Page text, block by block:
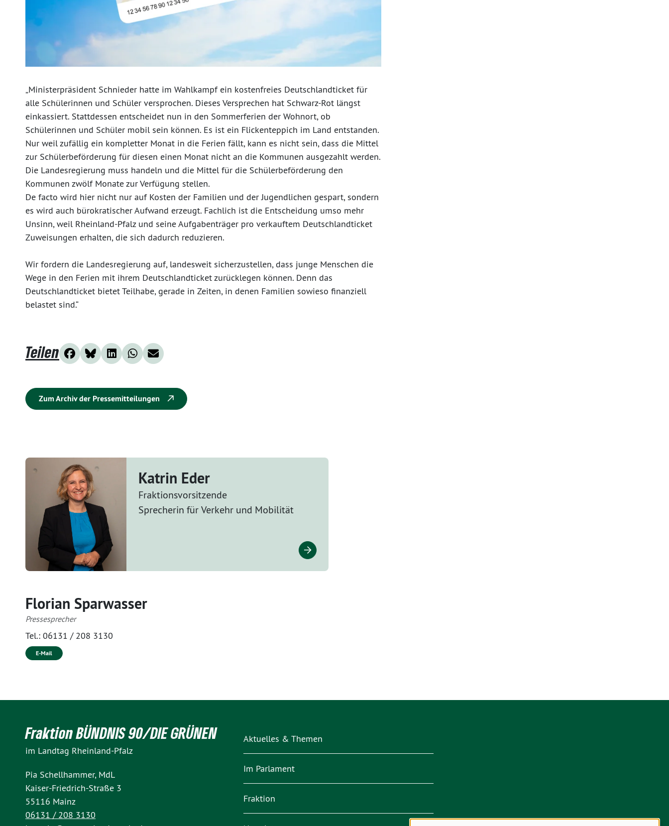
„Ministerpräsident Schnieder hatte im Wahlkampf ein kostenfreies Deutschlandticket für
alle Schülerinnen und Schüler versprochen. Dieses Versprechen hat Schwarz-Rot längst
einkassiert. Stattdessen entscheidet nun in den Sommerferien der Wohnort, ob
Schülerinnen und Schüler mobil sein können. Es ist ein Flickenteppich im Land entstanden.
Nur weil zufällig ein kompletter Monat in die Ferien fällt, kann es nicht sein, dass die Mittel
zur Schülerbeförderung für diesen einen Monat nicht an die Kommunen ausgezahlt werden.
Die Landesregierung muss handeln und die Mittel für die Schülerbeförderung den
Kommunen zwölf Monate zur Verfügung stellen.
De facto wird hier nicht nur auf Kosten der Familien und der Jugendlichen gespart, sondern
es wird auch bürokratischer Aufwand erzeugt. Fachlich ist die Entscheidung umso mehr
Unsinn, weil Rheinland-Pfalz und seine Aufgabenträger pro verkauftem Deutschlandticket
Zuweisungen erhalten, die sich dadurch reduzieren.
Wir fordern die Landesregierung auf, landesweit sicherzustellen, dass junge Menschen die
Wege in den Ferien mit ihrem Deutschlandticket zurücklegen können. Denn das
Deutschlandticket bietet Teilhabe, gerade in Zeiten, in denen Familien sowieso finanziell
belastet sind.“
Teilen
Zum Archiv der Pressemitteilungen
Katrin Eder
Fraktionsvorsitzende
Sprecherin für Verkehr und Mobilität
Florian Sparwasser
Pressesprecher
Tel.: 06131 / 208 3130
E-Mail
Fraktion BÜNDNIS 90/DIE GRÜNEN
im Landtag Rheinland-Pfalz
Pia Schellhammer, MdL
Kaiser-Friedrich-Straße 3
55116 Mainz
06131 / 208 3130
Aktuelles & Themen
Im Parlament
Fraktion